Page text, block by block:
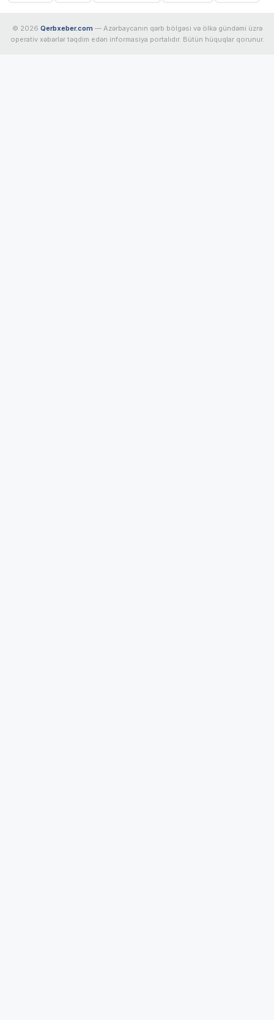
© 2026 Qerbxeber.com — Azərbaycanın qərb bölgəsi və ölkə gündəmi üzrə
operativ xəbərlər təqdim edən informasiya portalıdır. Bütün hüquqlar qorunur.